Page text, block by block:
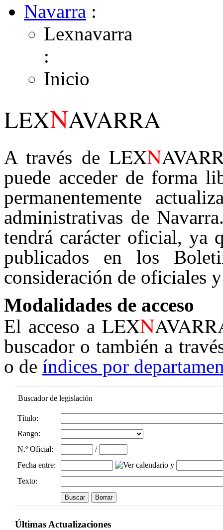
Navarra :
Lexnavarra
:
Inicio
LEXNAVARRA
A través de LEXN
puede acceder de forma
permanentemente
administrativas de
tendrá carácter oficial, ya
publicados en los
consideración de oficiales
Modalidades de acceso
El acceso aLEXN
buscador o también a
o de índices por
Buscador de legislación
Título:
Rango:
N.º Oficial:
/
Fecha entre:
y
Texto:
Últimas Actualizaciones